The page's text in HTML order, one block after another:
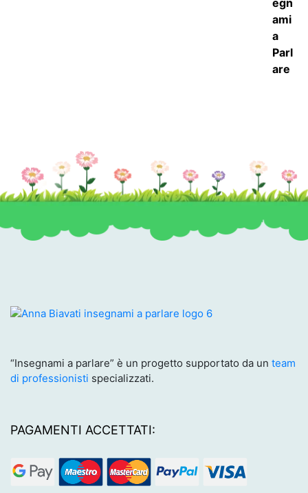
“Insegnami a parlare” è un progetto supportato da un team
di professionisti specializzati.
PAGAMENTI ACCETTATI: